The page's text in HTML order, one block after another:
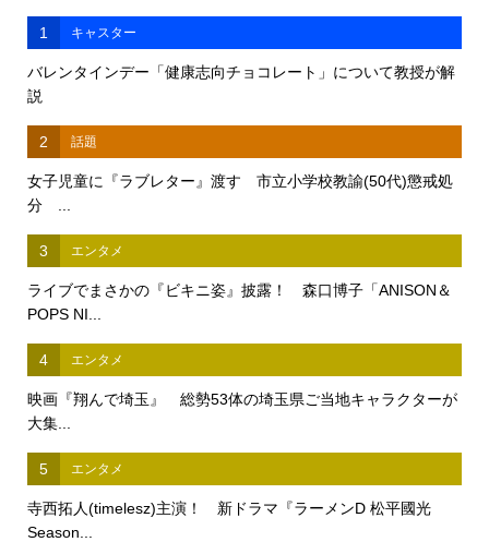
1 キャスター
バレンタインデー「健康志向チョコレート」について教授が解
説
2 話題
女子児童に『ラブレター』渡す 市立小学校教諭(50代)懲戒処
分 ...
3 エンタメ
ライブでまさかの『ビキニ姿』披露！ 森口博子「ANISON＆
POPS NI...
4 エンタメ
映画『翔んで埼玉』 総勢53体の埼玉県ご当地キャラクターが
大集...
5 エンタメ
寺西拓人(timelesz)主演！ 新ドラマ『ラーメンD 松平國光
Season...